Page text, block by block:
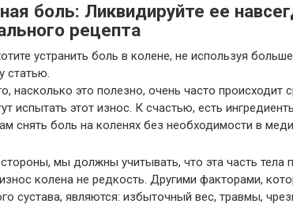
боль: Ликвидируйте ее
рецепта
устранить боль в колене, не используя
статью.
насколько это полезно, очень часто происходит
испытать этот износ. К счастью, есть
снять боль на коленях без необходимости в
мы должны учитывать, что эта часть тела
колена не редкость. Другими факторами,
сустава, являются: избыточный вес, травмы,